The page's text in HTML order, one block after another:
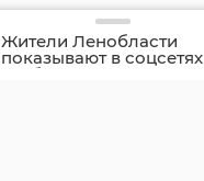
Жители Ленобласти
показывают в соцсетях
грибные трофеи